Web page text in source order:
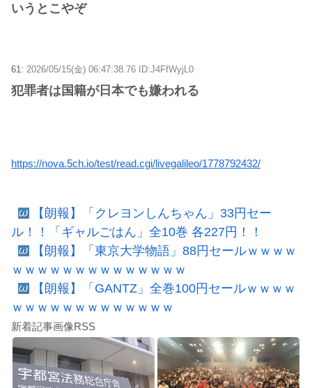
いうとこやぞ
61: 2026/05/15(金) 06:47:38.76 ID:J4FfWyjL0
犯罪者は国籍が日本でも嫌われる
https://nova.5ch.io/test/read.cgi/livegalileo/1778792432/
【朗報】「クレヨンしんちゃん」33円セー
ル！！「ギャルごはん」全10巻 各227円！！
【朗報】「東京大学物語」88円セールｗｗｗｗ
ｗｗｗｗｗｗｗｗｗｗｗｗｗｗ
【朗報】「GANTZ」全巻100円セールｗｗｗｗ
ｗｗｗｗｗｗｗｗｗｗｗｗｗ
新着記事画像RSS